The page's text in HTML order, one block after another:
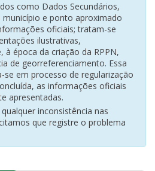
como Dados Secundários,
e ponto aproximado
oficiais; tratam-se
ilustrativas,
à época da criação da RPPN,
de georreferenciamento. Essa
se em processo de regularização
as informações oficiais
apresentadas.
inconsistência nas
que registre o problema